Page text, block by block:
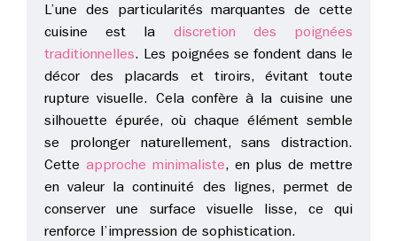
L’une des particularités marquantes de cette
cuisine est la discretion des poignées
traditionnelles. Les poignées se fondent dans le
décor des placards et tiroirs, évitant toute
rupture visuelle. Cela confère à la cuisine une
silhouette épurée, où chaque élément semble
se prolonger naturellement, sans distraction.
Cette approche minimaliste, en plus de mettre
en valeur la continuité des lignes, permet de
conserver une surface visuelle lisse, ce qui
renforce l’impression de sophistication.